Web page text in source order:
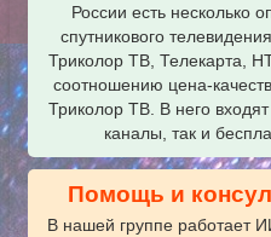
России есть несколько
спутникового
Триколор ТВ, Телекарта,
соотношению цена-
Триколор ТВ. В него
каналы, так и
Помощь и
В нашей группе работает